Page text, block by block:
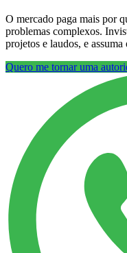
O mercado paga mais por
problemas complexos.
projetos e laudos, e
Quero me tornar uma